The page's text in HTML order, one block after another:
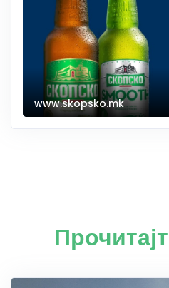
www.skopsko.mk